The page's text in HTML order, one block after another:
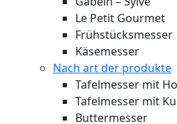
Le Petit Gourmet
Frühstücksmesser
Käsemesser
Nach art der produkte
Tafelmesser mit
Tafelmesser mit
Buttermesser